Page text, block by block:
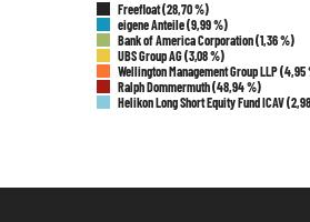
Freefloat (28,70 %)
eigene Anteile (9,99 %)
Bank of America Corporation (1,36 %)
UBS Group AG (3,08 %)
Wellington Management Group LLP (4,95
Ralph Dommermuth (48,94 %)
Helikon Long Short Equity Fund ICAV